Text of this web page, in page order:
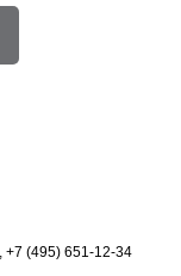
+7 (495) 651-12-34